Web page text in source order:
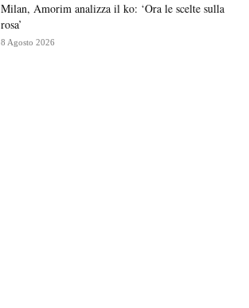
Milan, Amorim analizza il ko: ‘Ora le scelte sulla
rosa’
8 Agosto 2026